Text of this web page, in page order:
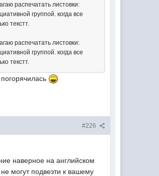
распечатать листовки:
группой. когда все
текстт.
распечатать листовки:
группой. когда все
текстт.
#226
наверное на английском
могут подвезти к вашему